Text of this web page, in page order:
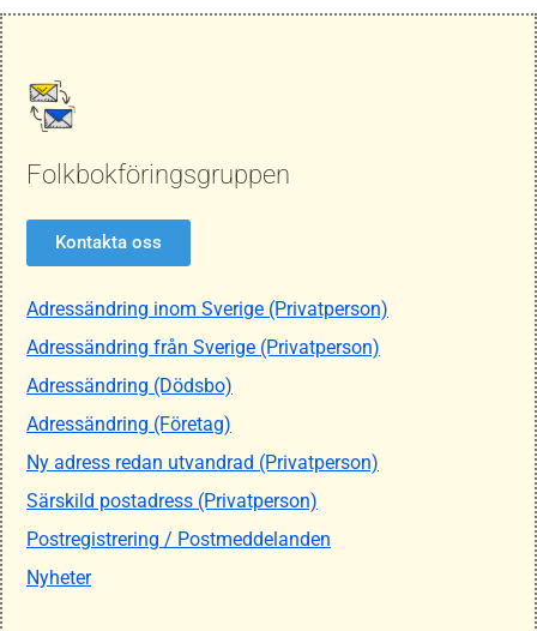
Folkbokföringsgruppen
Kontakta oss
Adressändring inom Sverige (Privatperson)
Adressändring från Sverige (Privatperson)
Adressändring (Dödsbo)
Adressändring (Företag)
Ny adress redan utvandrad (Privatperson)
Särskild postadress (Privatperson)
Postregistrering / Postmeddelanden
Nyheter